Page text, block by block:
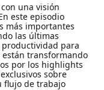
una visión
este episodio
más importantes
las últimas
para
transformando
por los highlights
sobre
flujo de trabajo